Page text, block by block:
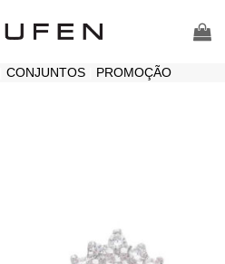
CONJUNTOS| PROMOÇÃO